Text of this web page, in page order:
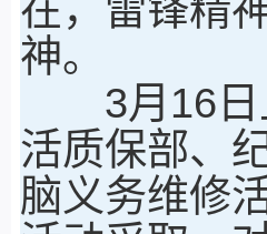
神。
3月16日
活质保部、
脑义务维修